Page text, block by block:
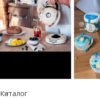
Каталог